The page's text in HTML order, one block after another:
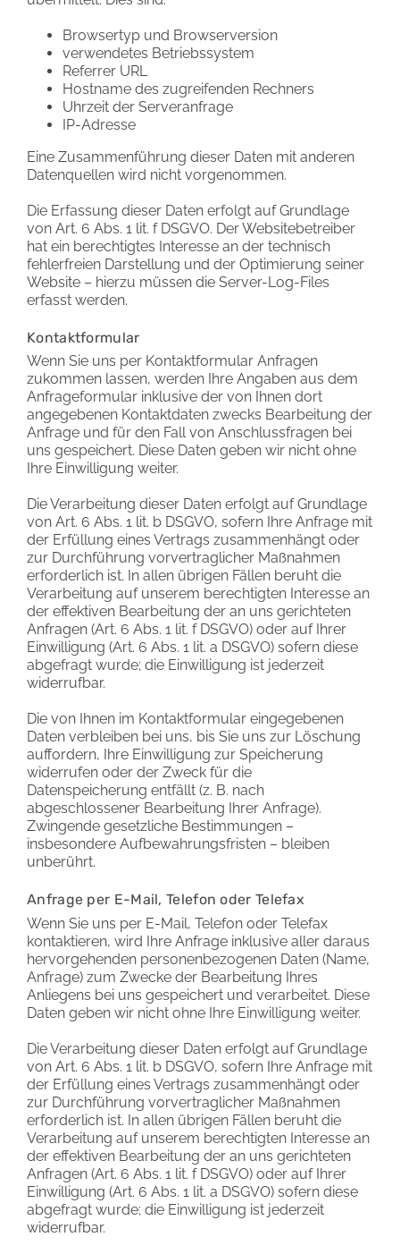
Browsertyp und Browserversion
verwendetes Betriebssystem
Referrer URL
Hostname des zugreifenden Rechners
Uhrzeit der Serveranfrage
IP-Adresse
Eine Zusammenführung dieser Daten mit anderen
Datenquellen wird nicht vorgenommen.
Die Erfassung dieser Daten erfolgt auf Grundlage
von Art. 6 Abs. 1 lit. f DSGVO. Der Websitebetreiber
hat ein berechtigtes Interesse an der technisch
fehlerfreien Darstellung und der Optimierung seiner
Website – hierzu müssen die Server-Log-Files
erfasst werden.
Kontaktformular
Wenn Sie uns per Kontaktformular Anfragen
zukommen lassen, werden Ihre Angaben aus dem
Anfrageformular inklusive der von Ihnen dort
angegebenen Kontaktdaten zwecks Bearbeitung der
Anfrage und für den Fall von Anschlussfragen bei
uns gespeichert. Diese Daten geben wir nicht ohne
Ihre Einwilligung weiter.
Die Verarbeitung dieser Daten erfolgt auf Grundlage
von Art. 6 Abs. 1 lit. b DSGVO, sofern Ihre Anfrage mit
der Erfüllung eines Vertrags zusammenhängt oder
zur Durchführung vorvertraglicher Maßnahmen
erforderlich ist. In allen übrigen Fällen beruht die
Verarbeitung auf unserem berechtigten Interesse an
der effektiven Bearbeitung der an uns gerichteten
Anfragen (Art. 6 Abs. 1 lit. f DSGVO) oder auf Ihrer
Einwilligung (Art. 6 Abs. 1 lit. a DSGVO) sofern diese
abgefragt wurde; die Einwilligung ist jederzeit
widerrufbar.
Die von Ihnen im Kontaktformular eingegebenen
Daten verbleiben bei uns, bis Sie uns zur Löschung
auffordern, Ihre Einwilligung zur Speicherung
widerrufen oder der Zweck für die
Datenspeicherung entfällt (z. B. nach
abgeschlossener Bearbeitung Ihrer Anfrage).
Zwingende gesetzliche Bestimmungen –
insbesondere Aufbewahrungsfristen – bleiben
unberührt.
Anfrage per E-Mail, Telefon oder Telefax
Wenn Sie uns per E-Mail, Telefon oder Telefax
kontaktieren, wird Ihre Anfrage inklusive aller daraus
hervorgehenden personenbezogenen Daten (Name,
Anfrage) zum Zwecke der Bearbeitung Ihres
Anliegens bei uns gespeichert und verarbeitet. Diese
Daten geben wir nicht ohne Ihre Einwilligung weiter.
Die Verarbeitung dieser Daten erfolgt auf Grundlage
von Art. 6 Abs. 1 lit. b DSGVO, sofern Ihre Anfrage mit
der Erfüllung eines Vertrags zusammenhängt oder
zur Durchführung vorvertraglicher Maßnahmen
erforderlich ist. In allen übrigen Fällen beruht die
Verarbeitung auf unserem berechtigten Interesse an
der effektiven Bearbeitung der an uns gerichteten
Anfragen (Art. 6 Abs. 1 lit. f DSGVO) oder auf Ihrer
Einwilligung (Art. 6 Abs. 1 lit. a DSGVO) sofern diese
abgefragt wurde; die Einwilligung ist jederzeit
widerrufbar.